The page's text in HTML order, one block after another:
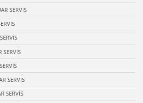
SERVİS
SERVİS
SERVİS
SERVİS